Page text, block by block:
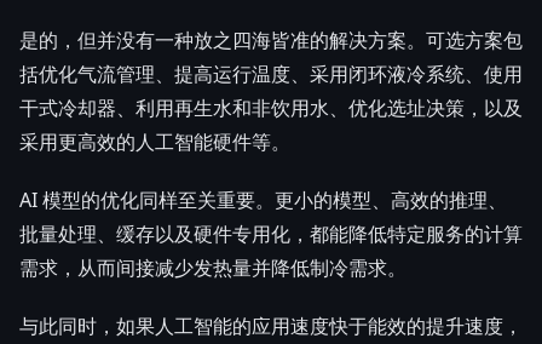
是的，但并没有一种放之四海皆准的解决方案。可选方案包
括优化气流管理、提高运行温度、采用闭环液冷系统、使用
干式冷却器、利用再生水和非饮用水、优化选址决策，以及
采用更高效的人工智能硬件等。
AI 模型的优化同样至关重要。更小的模型、高效的推理、
批量处理、缓存以及硬件专用化，都能降低特定服务的计算
需求，从而间接减少发热量并降低制冷需求。
与此同时，如果人工智能的应用速度快于能效的提升速度，